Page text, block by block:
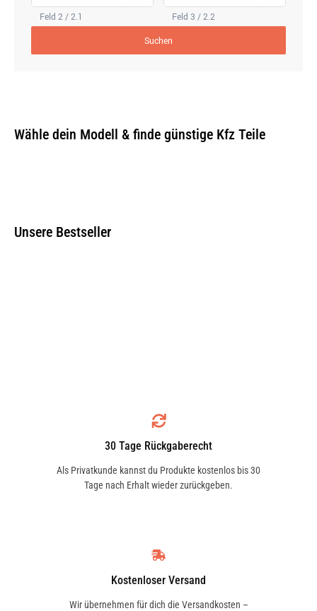
Feld 2 / 2.1 Feld 3 / 2.2
Suchen
Wähle dein Modell & finde günstige Kfz Teile
Unsere Bestseller
30 Tage Rückgaberecht
Als Privatkunde kannst du Produkte kostenlos bis 30
Tage nach Erhalt wieder zurückgeben.
Kostenloser Versand
Wir übernehmen für dich die Versandkosten –